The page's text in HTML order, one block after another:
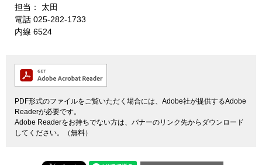
担当： 太田
電話 025-282-1733
内線 6524
PDF形式のファイルをご覧いただく場合には、Adobe社が提供するAdobe
Readerが必要です。
Adobe Readerをお持ちでない方は、バナーのリンク先からダウンロード
してください。（無料）